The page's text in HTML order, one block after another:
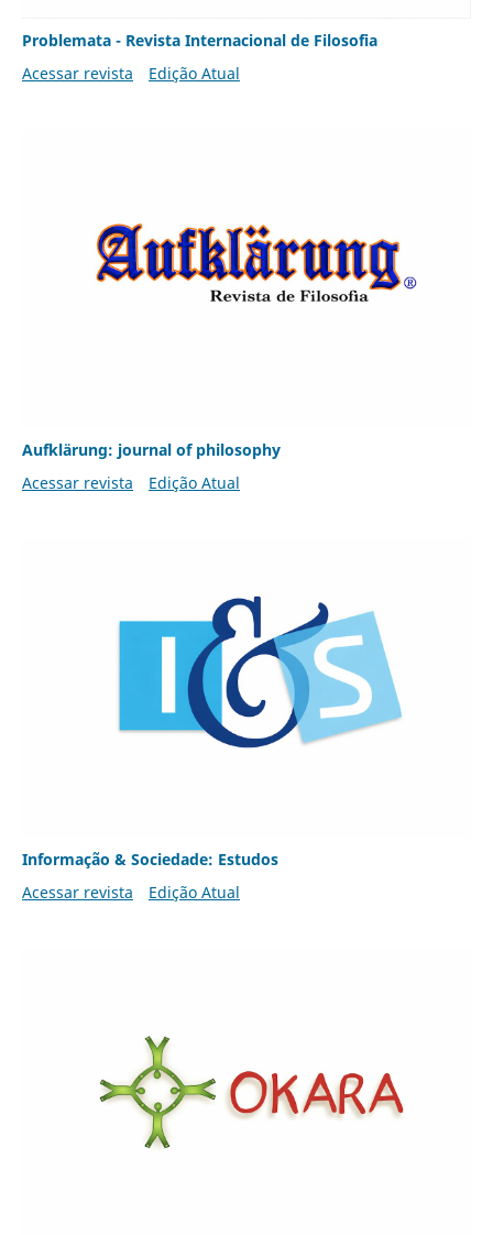
Problemata - Revista Internacional de Filosofia
Acessar revista
Edição Atual
Aufklärung: journal of philosophy
Acessar revista
Edição Atual
Informação & Sociedade: Estudos
Acessar revista
Edição Atual